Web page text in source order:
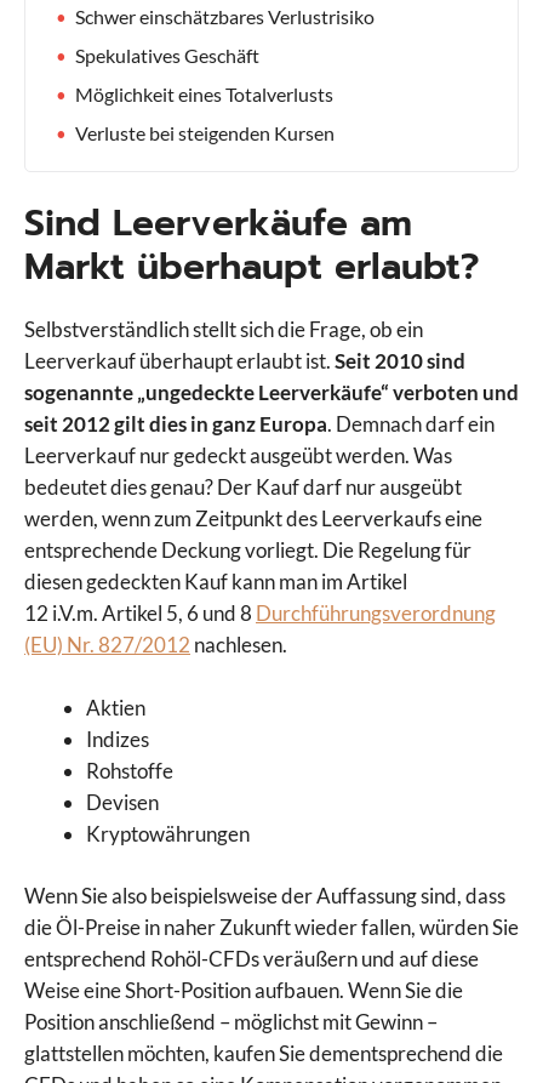
Schwer einschätzbares Verlustrisiko
Spekulatives Geschäft
Möglichkeit eines Totalverlusts
Verluste bei steigenden Kursen
Sind Leerverkäufe am
Markt überhaupt erlaubt?
Selbstverständlich stellt sich die Frage, ob ein
Leerverkauf überhaupt erlaubt ist.Seit 2010 sind
sogenannte „ungedeckte Leerverkäufe“ verboten und
seit 2012 gilt dies in ganz Europa. Demnach darf ein
Leerverkauf nur gedeckt ausgeübt werden. Was
bedeutet dies genau? Der Kauf darf nur ausgeübt
werden, wenn zum Zeitpunkt des Leerverkaufs eine
entsprechende Deckung vorliegt. Die Regelung für
diesen gedeckten Kauf kann man im Artikel
12 i.V.m. Artikel 5, 6 und 8 Durchführungsverordnung
(EU) Nr. 827/2012 nachlesen.
Aktien
Indizes
Rohstoffe
Devisen
Kryptowährungen
Wenn Sie also beispielsweise der Auffassung sind, dass
die Öl-Preise in naher Zukunft wieder fallen, würden Sie
entsprechend Rohöl-CFDs veräußern und auf diese
Weise eine Short-Position aufbauen. Wenn Sie die
Position anschließend – möglichst mit Gewinn –
glattstellen möchten, kaufen Sie dementsprechend die